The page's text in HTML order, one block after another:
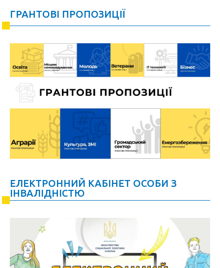
ГРАНТОВІ ПРОПОЗИЦІЇ
ЕЛЕКТРОННИЙ КАБІНЕТ ОСОБИ З
ІНВАЛІДНІСТЮ